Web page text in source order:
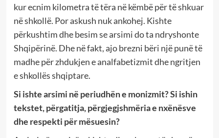
kur ecnim kilometra të tëra në këmbë për të shkuar
në shkollë. Por askush nuk ankohej. Kishte
përkushtim dhe besim se arsimi do ta ndryshonte
Shqipërinë. Dhe në fakt, ajo brezni bëri një punë të
madhe për zhdukjen e analfabetizmit dhe ngritjen
e shkollës shqiptare.
Si ishte arsimi në periudhën e monizmit? Si ishin
tekstet, përgatitja, përgjegjshmëria e nxënësve
dhe respekti për mësuesin?